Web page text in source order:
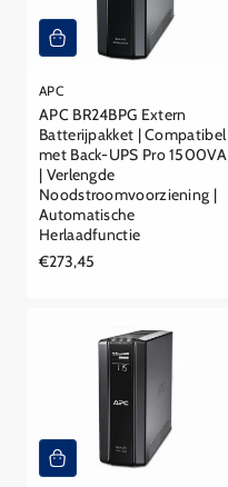
APC
APC BR24BPG Extern
Batterijpakket | Compatibel
met Back-UPS Pro 1500VA
| Verlengde
Noodstroomvoorziening |
Automatische
Herlaadfunctie
Reguliere
€273,45